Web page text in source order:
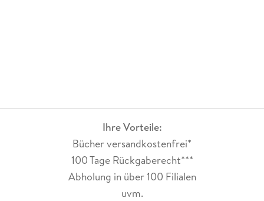
Ihre Vorteile:
Bücher versandkostenfrei*
100 Tage Rückgaberecht***
Abholung in über 100 Filialen
uvm.